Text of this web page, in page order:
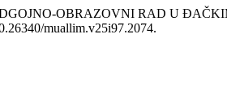
OBRAZOVNI RAD U
muallim.v25i97.2074.